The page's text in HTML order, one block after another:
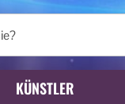
KÜNSTLER